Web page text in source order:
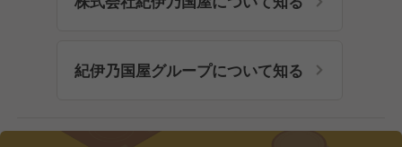
紀伊乃国屋グループについて知る